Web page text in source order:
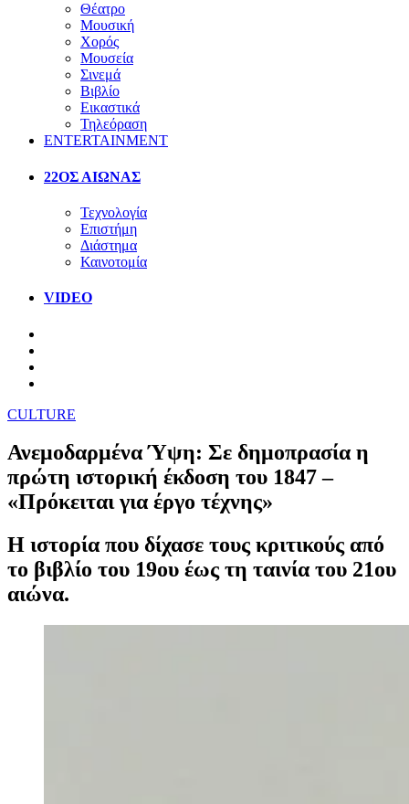
Θέατρο
Μουσική
Χορός
Μουσεία
Σινεμά
Βιβλίο
Εικαστικά
Τηλεόραση
ENTERTAINMENT
22ΟΣ ΑΙΩΝΑΣ
Τεχνολογία
Επιστήμη
Διάστημα
Καινοτομία
VIDEO
CULTURE
Ανεμοδαρμένα Ύψη: Σε δημοπρασία η
πρώτη ιστορική έκδοση του 1847 –
«Πρόκειται για έργο τέχνης»
Η ιστορία που δίχασε τους κριτικούς από
το βιβλίο του 19ου έως τη ταινία του 21ου
αιώνα.